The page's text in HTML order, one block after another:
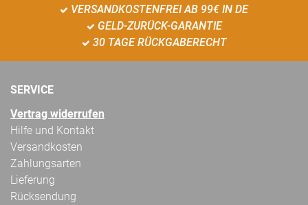
VERSANDKOSTENFREI AB 99€ IN DE
GELD-ZURÜCK-GARANTIE
30 TAGE RÜCKGABERECHT
SERVICE
Vertrag widerrufen
Hilfe und Kontakt
Versandkosten
Zahlungsarten
Lieferung
Rücksendung